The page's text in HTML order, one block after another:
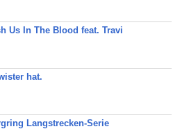
Us In The Blood feat. Travi
hat.
Langstrecken-Serie